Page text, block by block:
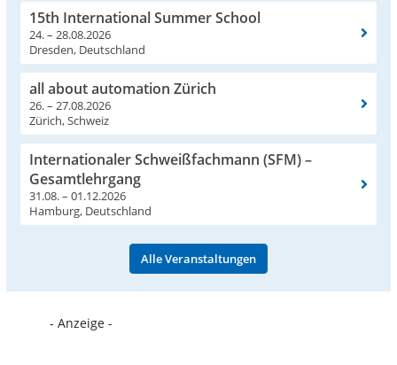
15th International Summer School
24. – 28.08.2026
Dresden, Deutschland
all about automation Zürich
26. – 27.08.2026
Zürich, Schweiz
Internationaler Schweißfachmann (SFM) –
Gesamtlehrgang
31.08. – 01.12.2026
Hamburg, Deutschland
Alle Veranstaltungen
- Anzeige -